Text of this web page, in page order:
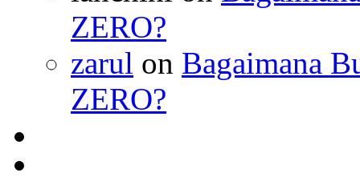
ZERO?
zarul on Bagaimana
ZERO?